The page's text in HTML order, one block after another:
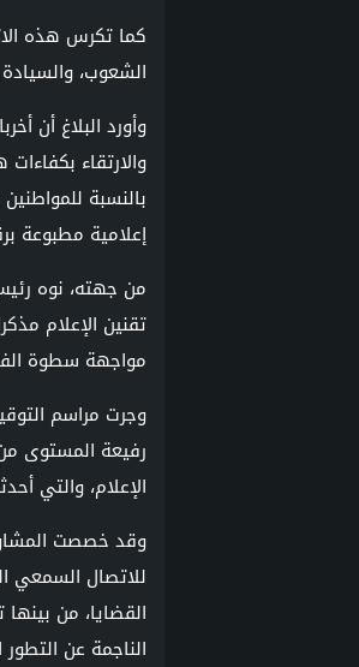
كما تكرس هذه
الشعوب،
وأورد البلاغ أن
والارتقاء
بالنسبة
إعلامية مطبوعة
من جهته، نوه
تقنين الإعلام
مواجهة سطوة
رفيعة المستوى
الإعلام، والتي أحدثت في شتنبر 2025
وقد خصصت
للاتصال السمعي
القضايا، من بينها
الناجمة عن